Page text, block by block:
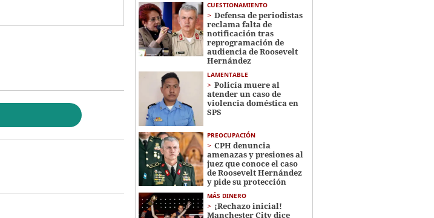
CUESTIONAMIENTO
Defensa de periodistas
reclama falta de
notificación tras
reprogramación de
audiencia de Roosevelt
Hernández
LAMENTABLE
Policía muere al
atender un caso de
violencia doméstica en
SPS
PREOCUPACIÓN
CPH denuncia
amenazas y presiones al
juez que conoce el caso
de Roosevelt Hernández
y pide su protección
MÁS DINERO
¡Rechazo inicial!
Manchester City dice